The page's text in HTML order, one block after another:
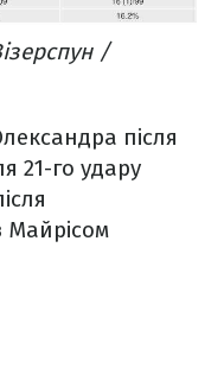
/
після
21-го удару
Майрісом